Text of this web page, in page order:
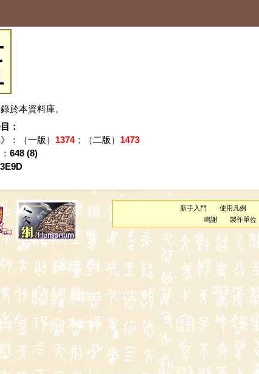
於本資料庫。
：
：（一版） 1374；（二版） 1473
648 (8)
新手入門 使用凡例
鳴謝
製作單位